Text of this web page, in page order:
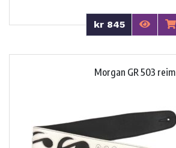
kr 845
Morgan GR 503 reim